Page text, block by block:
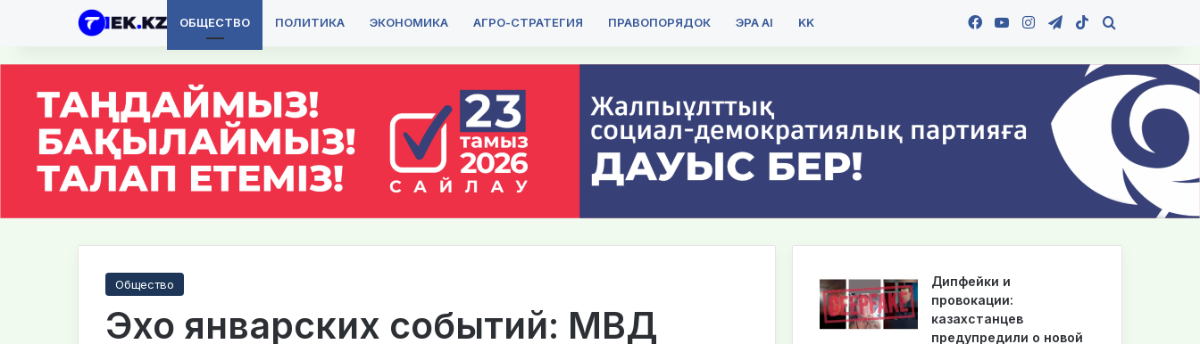
ОБЩЕСТВО ПОЛИТИКА ЭКОНОМИКА АГРО-СТРАТЕГИЯ ПРАВОПОРЯДОК ЭРА AI KK Facebook
YouTubeInstagramTelegram
TikTok
Общество
Эхо январских событий: МВД
Дипфейки и
провокации:
казахстанцев
предупредили о новой